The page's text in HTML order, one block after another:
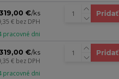
€/ks
€ bez DPH
pracovné dni
€/ks
€ bez DPH
pracovné dni